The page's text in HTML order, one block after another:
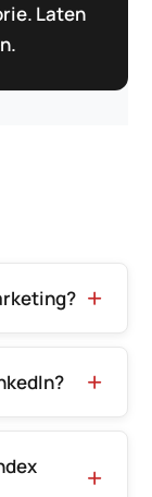
Laten